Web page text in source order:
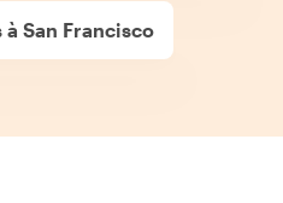
San Francisco